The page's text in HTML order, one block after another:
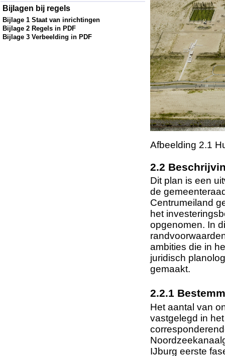
Bijlagen bij regels
Bijlage 1 Staat van inrichtingen
Bijlage 2 Regels in PDF
Bijlage 3 Verbeelding in PDF
Afbeelding 2.1
2.2
Dit plan is een
de
Centrumeiland
het
opgenomen. In
ambities die in
juridisch
gemaakt.
2.2.1
Het aantal van
vastgelegd in
IJburg eerste